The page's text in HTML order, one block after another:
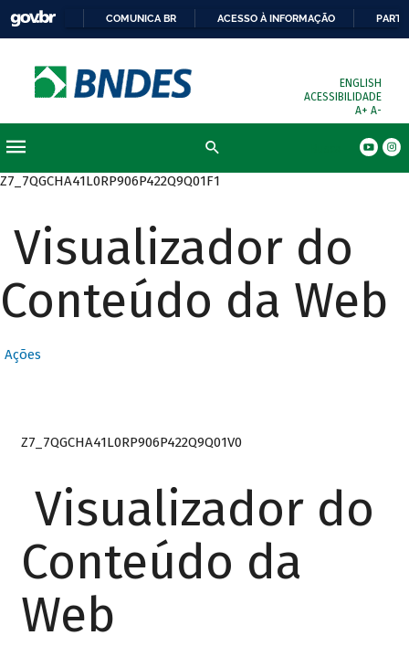
COMUNICA BR ACESSO À INFORMAÇÃO
ENGLISH
ACESSIBILIDADE
A+ A-
Z7_7QGCHA41L0RP906P422Q9Q01F1
Visualizador do
Conteúdo da Web
Ações
Z7_7QGCHA41L0RP906P422Q9Q01V0
Visualizador do
Conteúdo da
Web